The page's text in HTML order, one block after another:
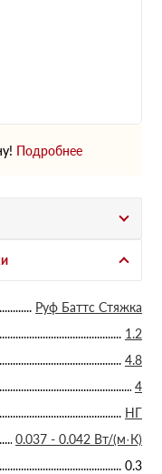
Подробнее
Руф Баттс Стяжка
1.2
4.8
4
НГ
0.037 - 0.042 Вт/(м·К)
0.3